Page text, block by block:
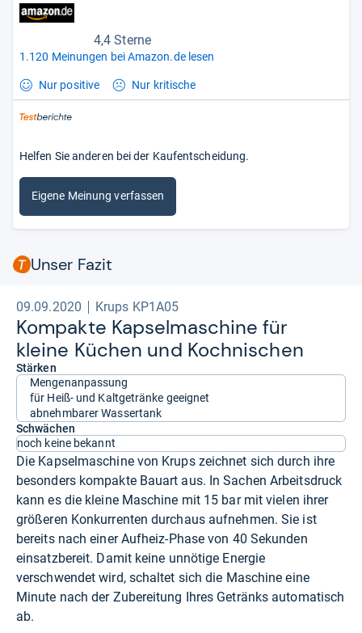
4,4 Sterne
1.120 Meinungen bei Amazon.de lesen
Nur positive Nur kritische
Helfen Sie anderen bei der Kaufentscheidung.
Eigene Meinung verfassen
Unser Fazit
09.09.2020 Krups KP1A05
Kom­pakte Kap­sel­ma­schine für
kleine Küchen und Koch­ni­schen
Stärken
Mengenanpassung
für Heiß- und Kaltgetränke geeignet
abnehmbarer Wassertank
Schwächen
noch keine bekannt
Die Kapselmaschine von Krups zeichnet sich durch ihre
besonders kompakte Bauart aus. In Sachen Arbeitsdruck
kann es die kleine Maschine mit 15 bar mit vielen ihrer
größeren Konkurrenten durchaus aufnehmen. Sie ist
bereits nach einer Aufheiz-Phase von 40 Sekunden
einsatzbereit. Damit keine unnötige Energie
verschwendet wird, schaltet sich die Maschine eine
Minute nach der Zubereitung Ihres Getränks automatisch
ab.